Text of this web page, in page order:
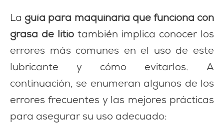
La guía para maquinaria que funciona con
grasa de litio también implica conocer los
errores más comunes en el uso de este
lubricante y cómo evitarlos. A
continuación, se enumeran algunos de los
errores frecuentes y las mejores prácticas
para asegurar su uso adecuado: